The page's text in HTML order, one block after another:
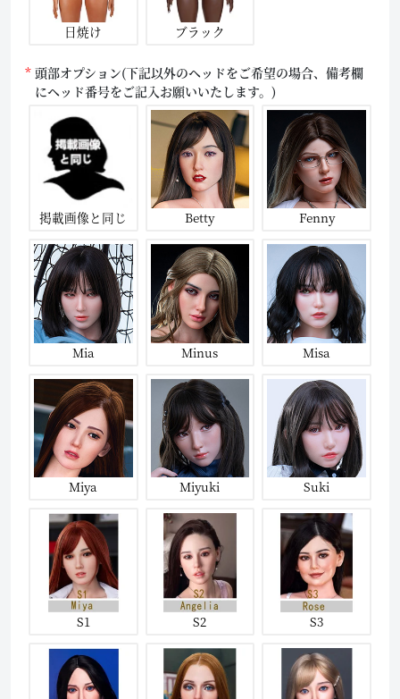
日焼け ブラック
頭部オプション(下記以外のヘッドをご希望の場合、備考欄
にヘッド番号をご記入お願いいたします。)
掲載画像と同じ Betty Fenny
Mia Minus Misa
Miya Miyuki Suki
S1 S2 S3